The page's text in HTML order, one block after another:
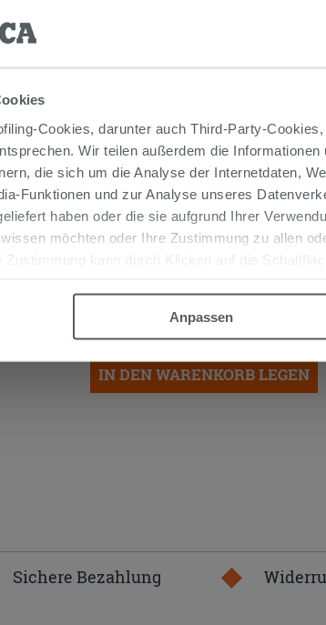
Cookies, darunter auch Third-Party-
Wir teilen außerdem die
die sich um die Analyse der Internetdaten,
Funktionen und zur Analyse unseres
haben oder die sie aufgrund Ihrer
möchten oder Ihre Zustimmung zu allen
Zustimmung kann durch Klicken auf die
Anpassen
GEKAUFT HABEN,
193,00 € /STK.
IN DEN WARENKORB LEGEN
Sichere Bezahlung